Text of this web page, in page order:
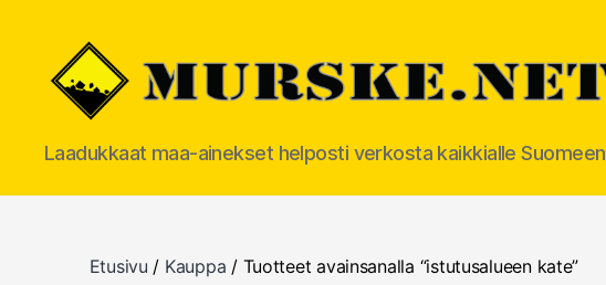
MURSKE.NET
Laadukkaat maa-ainekset helposti verkosta kaikkialle Suomeen
Etusivu / Kauppa / Tuotteet avainsanalla “istutusalueen kate”